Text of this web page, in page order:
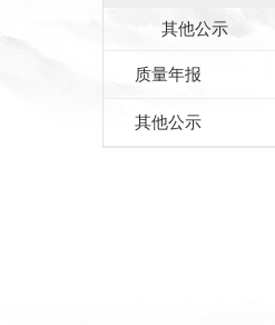
其他公示
质量年报
其他公示